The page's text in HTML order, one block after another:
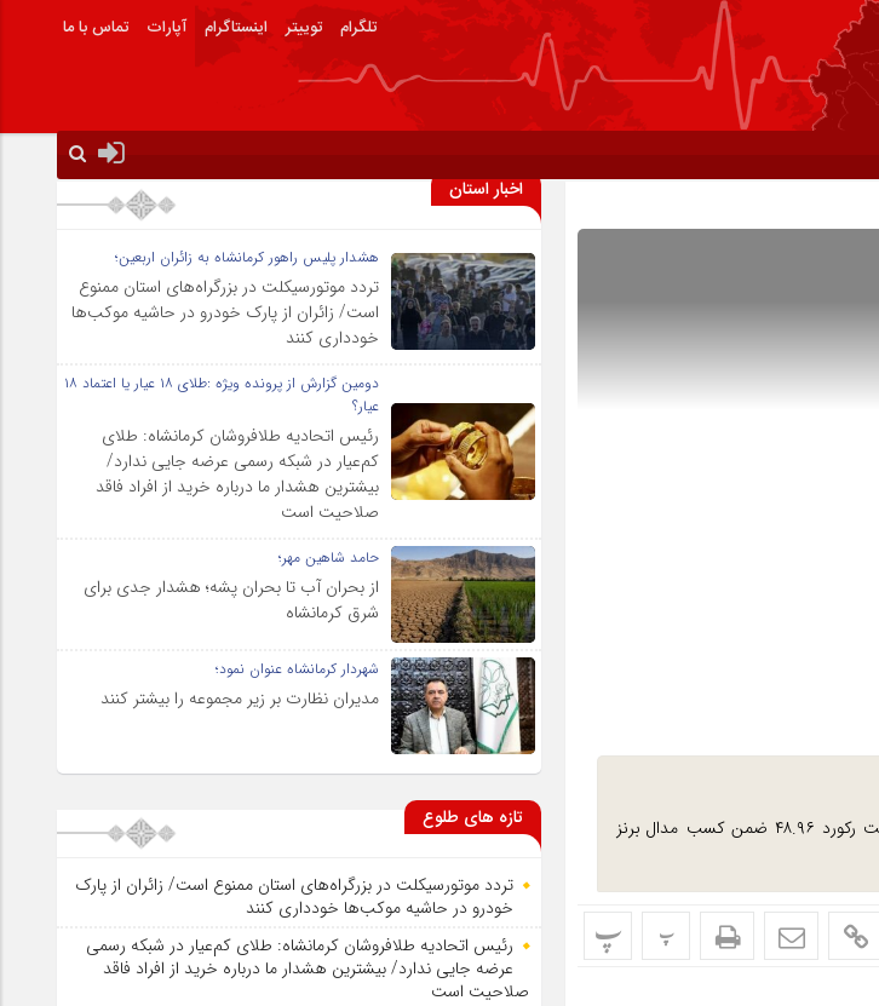
تلگرام توییتر اینستاگرام آپارات تماس با ما
با برگزاری مرحله فینال KL3 بانوان، شهلا بهروزی‌راد ملی‌پوش پاراکانو ایران با ثبت رکورد ۴۸.۹۶ ضمن کسب مدال برنز
پ پ
اخبار استان
هشدار پلیس راهور کرمانشاه به زائران اربعین؛
تردد موتورسیکلت در بزرگراه‌های استان ممنوع
است/ زائران از پارک خودرو در حاشیه موکب‌ها
خودداری کنند
دومین گزارش از پرونده ویژه :طلای ۱۸ عیار یا اعتماد ۱۸
عیار؟
رئیس اتحادیه طلافروشان کرمانشاه: طلای
کم‌عیار در شبکه رسمی عرضه جایی ندارد/
بیشترین هشدار ما درباره خرید از افراد فاقد
صلاحیت است
حامد شاهین مهر؛
از بحران آب تا بحران پشه؛ هشدار جدی برای
شرق کرمانشاه
شهردار کرمانشاه عنوان نمود؛
مدیران نظارت بر زیر مجموعه را بیشتر کنند
تازه های طلوع
تردد موتورسیکلت در بزرگراه‌های استان ممنوع است/ زائران از پارک
خودرو در حاشیه موکب‌ها خودداری کنند
رئیس اتحادیه طلافروشان کرمانشاه: طلای کم‌عیار در شبکه رسمی
عرضه جایی ندارد/ بیشترین هشدار ما درباره خرید از افراد فاقد
صلاحیت است